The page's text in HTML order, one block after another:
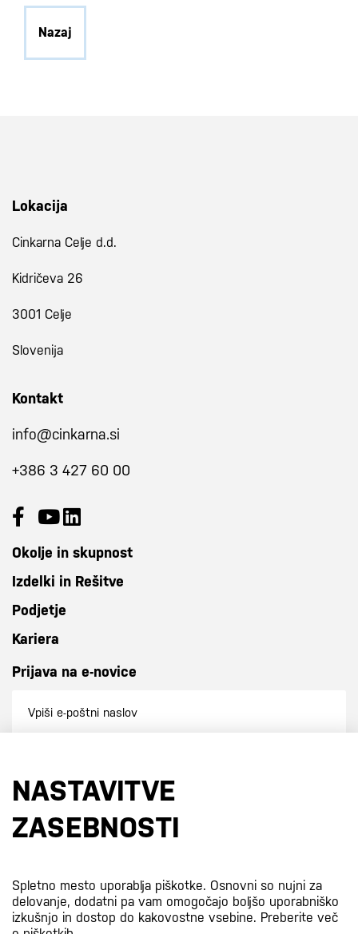
Nazaj
Lokacija
Cinkarna Celje d.d.
Kidričeva 26
3001 Celje
Slovenija
Kontakt
info@cinkarna.si
+386 3 427 60 00
Okolje in skupnost
Izdelki in Rešitve
Podjetje
Kariera
Prijava na e-novice
S prijavo na e-novice se strinjate z
NASTAVITVE
ZASEBNOSTI
Spletno mesto uporablja piškotke. Osnovni so nujni za
delovanje, dodatni pa vam omogočajo boljšo uporabniško
izkušnjo in dostop do kakovostne vsebine. Preberite več